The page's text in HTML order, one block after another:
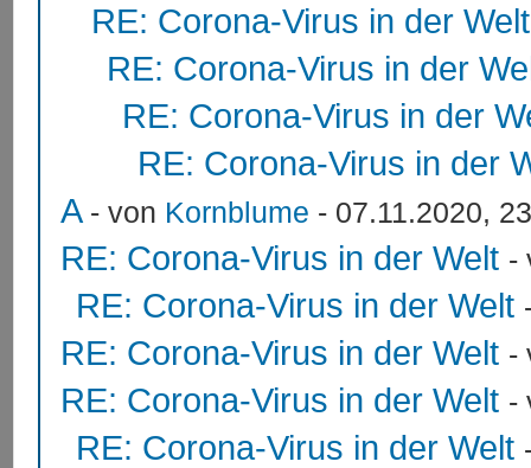
RE: Corona-Virus in der Welt
RE: Corona-Virus in der
RE: Corona-Virus in der
RE: Corona-Virus in der
A - von Kornblume - 07.11.2020,
RE: Corona-Virus in der Welt -
RE: Corona-Virus in der Welt
RE: Corona-Virus in der Welt -
RE: Corona-Virus in der Welt -
RE: Corona-Virus in der Welt